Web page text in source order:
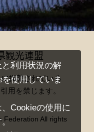
観光連盟
掲載されている
用を禁じます。
Federation All rights
利用状況の解
使用していま
Cookieの使用に
。